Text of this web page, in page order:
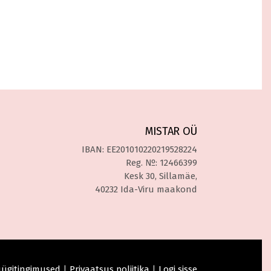
MISTAR OÜ
IBAN: EE201010220219528224
Reg. №: 12466399
Kesk 30, Sillamäe,
40232 Ida-Viru maakond